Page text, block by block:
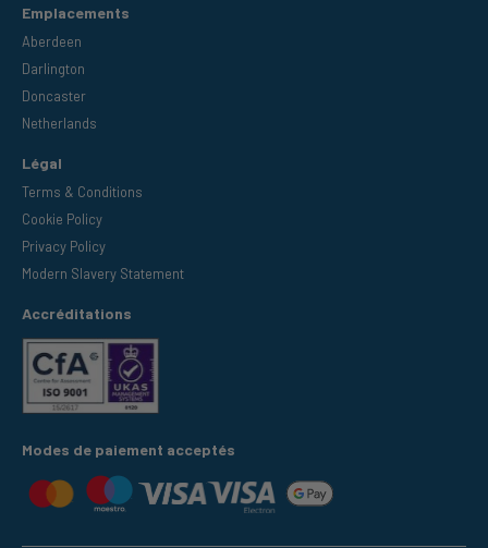
Emplacements
Aberdeen
Darlington
Doncaster
Netherlands
Légal
Terms & Conditions
Cookie Policy
Privacy Policy
Modern Slavery Statement
Accréditations
Modes de paiement acceptés